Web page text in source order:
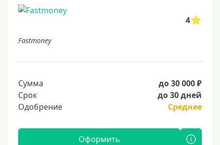
4
Fastmoney
Сумма
до 30 000 ₽
Срок
до 30 дней
Одобрение
Среднее
Оформить